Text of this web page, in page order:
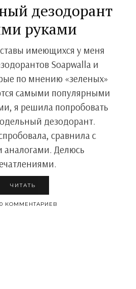
дезодорант
руками
имеющихся у меня
Soapwalla и
по мнению «зеленых»
самыми популярными
я решила попробовать
дезодорант.
сравнила с
аналогами. Делюсь
ЧИТАТЬ
КОММЕНТАРИЕВ